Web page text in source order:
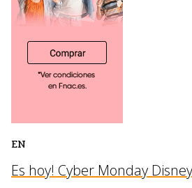
EN
Es hoy! Cyber Monday